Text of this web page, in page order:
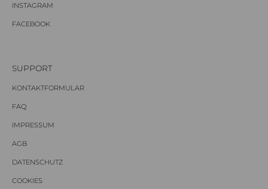
INSTAGRAM
FACEBOOK
SUPPORT
KONTAKTFORMULAR
FAQ
IMPRESSUM
AGB
DATENSCHUTZ
COOKIES